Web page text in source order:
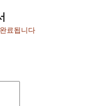
료됩니다